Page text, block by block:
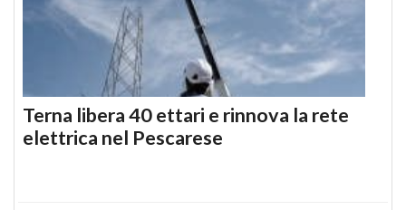
Terna libera 40 ettari e rinnova la rete
elettrica nel Pescarese